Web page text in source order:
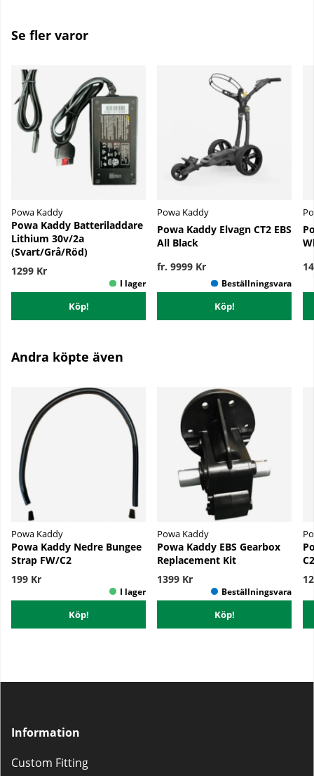
Se fler varor
Powa Kaddy
Powa Kaddy Batteriladdare
Lithium 30v/2a
(Svart/Grå/Röd)
1299 Kr
Köp!
Powa Kaddy
Powa Kaddy Elvagn CT2 EBS
All Black
fr. 9999 Kr
Köp!
Andra köpte även
Powa Kaddy
Powa Kaddy Nedre Bungee
Strap FW/C2
199 Kr
Köp!
Powa Kaddy
Powa Kaddy EBS Gearbox
Replacement Kit
1399 Kr
Köp!
Information
Custom Fitting